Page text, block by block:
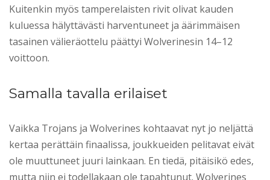
Kuitenkin myös tamperelaisten rivit olivat kauden
kuluessa hälyttävästi harventuneet ja äärimmäisen
tasainen välieräottelu päättyi Wolverinesin 14–12
voittoon.
Samalla tavalla erilaiset
Vaikka Trojans ja Wolverines kohtaavat nyt jo neljättä
kertaa perättäin finaalissa, joukkueiden pelitavat eivät
ole muuttuneet juuri lainkaan. En tiedä, pitäisikö edes,
mutta niin ei todellakaan ole tapahtunut. Wolverines